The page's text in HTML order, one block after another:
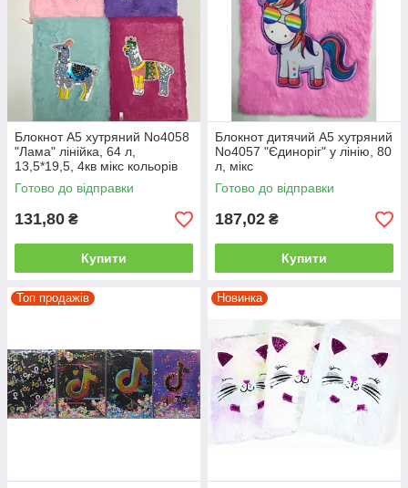
Блокнот А5 хутряний No4058
"Лама" лінійка, 64 л,
13,5*19,5, 4кв мікс кольорів
Готово до відправки
131,80 ₴
Купити
Блокнот дитячий А5 хутряний
No4057 "Єдиноріг" у лінію, 80
л, мікс
Готово до відправки
187,02 ₴
Купити
Топ продажів Новинка